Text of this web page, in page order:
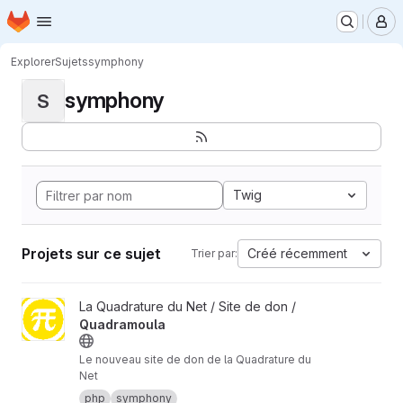
Passer au contenu principal
Page d'accueil
ExplorerSujetssymphony
S symphony
Twig
Projets sur ce sujet Trier par: Créé récemment
Afficher le projet Quadramoula
La Quadrature du Net / Site de don /
Quadramoula
Le nouveau site de don de la Quadrature du
Net
php
symphony